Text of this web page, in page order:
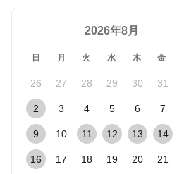
2026年8月
日 月 火 水 木 金
26 27 28 29 30 31
2 3 4 5 6 7
9 10 11 12 13 14
16 17 18 19 20 21